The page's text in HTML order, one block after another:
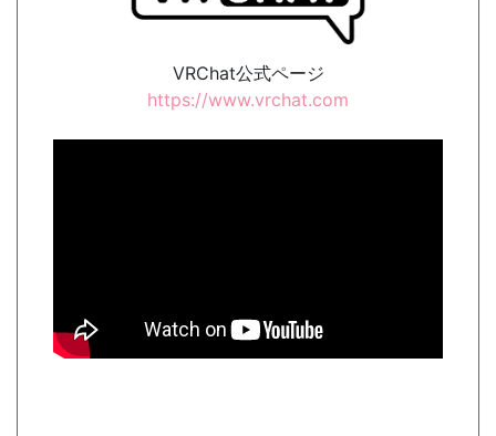
VRChat公式ページ
https://www.vrchat.com